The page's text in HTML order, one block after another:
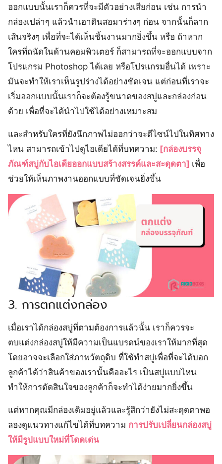
ออกแบบนั้นเราก็ควรที่จะมีตัวอย่างเสียก่อน เช่น การนำ
กล่องเปล่าๆ แล้วนำเอาดินสอมาร่างๆ ก่อน จากนั้นก็ลาก
เส้นจริงๆ เพื่อที่จะได้เห็นชิ้นงานมากยิ่งขึ้น หรือ ถ้าหาก
ใครที่ถนัดในด้านคอมพิวเตอร์ ก็สามารถที่จะออกแบบจาก
โปรแกรม Photoshop ได้เลย หรือโปรแกรมอื่นได้ เพราะ
มันจะทำให้เราเห็นรูปร่างได้อย่างชัดเจน แต่ก่อนที่เราจะ
เริ่มออกแบบนั้นเราก็จะต้องรู้ขนาดของสบู่และกล่องก่อน
ด้วย เพื่อที่จะได้นำไปใช้ได้อย่างเหมาะสม
และสำหรับใครที่ยังนึกภาพไม่ออกว่าจะดีไซน์ไปในทิศทาง
ไหน สามารถเข้าไปดูไอเดียได้ที่บทความ: [กล่องบรรจุ
ภัณฑ์สบู่กับไอเดียออกแบบสร้างสรรค์และสะดุดตา] เพื่อ
ช่วยให้เห็นภาพงานออกแบบที่ชัดเจนยิ่งขึ้น
3. การตกแต่งกล่อง
เมื่อเราได้กล่องสบู่ที่ตามต้องการแล้วนั้น เราก็ควรจะ
ตบแต่งกล่องสบู่ให้มีความเป็นแบรดน์ของเราให้มากที่สุด
โดยอาจจะเลือกใส่ภาพวัตถุดิบ ที่ใช้ทำสบู่เพื่อที่จะได้บอก
ลูกค้าได้ว่าสินค้าของเรานั้นคืออะไร เป็นสบู่แบบไหน
ทำให้การตัดสินใจของลูกค้าก็จะทำได้ง่ายมากยิ่งขึ้น
แต่หากคุณมีกล่องเดิมอยู่แล้วและรู้สึกว่ายังไม่สะดุดตาพอ
ลองดูแนวทางแก้ไขได้ที่บทความ การปรับเปลี่ยนกล่องสบู่
ให้มีรูปแบบใหม่ที่โดดเด่น